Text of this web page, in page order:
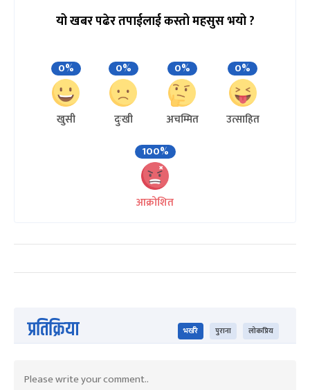
यो खबर पढेर तपाईलाई कस्तो महसुस भयो ?
0%
खुसी
0%
दुःखी
0%
अचम्मित
0%
उत्साहित
100%
आक्रोशित
प्रतिक्रिया भर्खरै पुराना लोकप्रिय